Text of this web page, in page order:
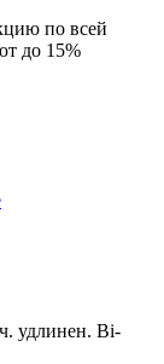
по всей
до 15%
удлинен. Bi-